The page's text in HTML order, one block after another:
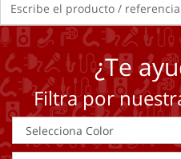
Escribe el producto /
¿Te
Filtra por